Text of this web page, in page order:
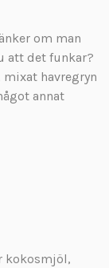
om man
att det funkar?
havregryn
annat
kokosmjöl,